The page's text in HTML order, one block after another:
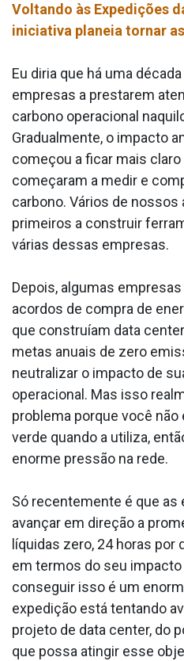
Voltando às Expedições
iniciativa planeia tornar
Eu diria que há uma
empresas a prestarem
carbono operacional
Gradualmente, o impacto
começou a ficar mais
começaram a medir e
carbono. Vários de
primeiros a construir
várias dessas empresas.
Depois, algumas
acordos de compra de
que construíam data
metas anuais de zero
neutralizar o impacto de
operacional. Mas isso
problema porque você
verde quando a utiliza,
enorme pressão na rede.
Só recentemente é que
avançar em direção a
líquidas zero, 24 horas por
em termos do seu impacto
conseguir isso é um
expedição está tentando
projeto de data center, do
que possa atingir esse